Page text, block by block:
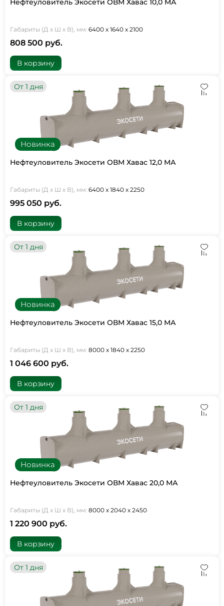
Нефтеуловитель Экосети ОВМ Хавас 10,0 МА
Габариты (Д х Ш х В), мм: 6400 х 1640 х 2100
808 500 руб.
В корзину
Новинка
От 1 дня
Нефтеуловитель Экосети ОВМ Хавас 12,0 МА
Габариты (Д х Ш х В), мм: 6400 х 1840 х 2250
995 050 руб.
В корзину
Новинка
От 1 дня
Нефтеуловитель Экосети ОВМ Хавас 15,0 МА
Габариты (Д х Ш х В), мм: 8000 х 1840 х 2250
1 046 600 руб.
В корзину
Новинка
От 1 дня
Нефтеуловитель Экосети ОВМ Хавас 20,0 МА
Габариты (Д х Ш х В), мм: 8000 х 2040 х 2450
1 220 900 руб.
В корзину
От 1 дня